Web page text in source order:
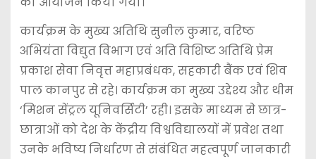
कार्यक्रम के मुख्य अतिथि सुनील कुमार, वरिष्ठ
अभियंता विद्युत विभाग एवं अति विशिष्ट अतिथि प्रेम
प्रकाश सेवा निवृत्त महाप्रबंधक, सहकारी बैंक एवं शिव
पाल कानपुर से रहे। कार्यक्रम का मुख्य उद्देश्य और थीम
‘मिशन सेंट्रल यूनिवर्सिटी’ रही। इसके माध्यम से छात्र-
छात्राओं को देश के केंद्रीय विश्वविद्यालयों में प्रवेश तथा
उनके भविष्य निर्धारण से संबंधित महत्वपूर्ण जानकारी